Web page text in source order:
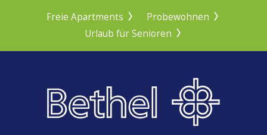
Freie Apartments
Probewohnen
Urlaub für Senioren